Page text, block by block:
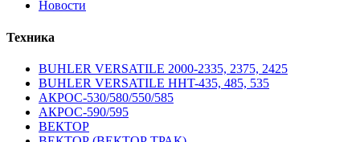
Новости
Техника
BUHLER VERSATILE 2000-2335, 2375, 2425
BUHLER VERSATILE HHT-435, 485, 535
АКРОС-530/580/550/585
АКРОС-590/595
ВЕКТОР